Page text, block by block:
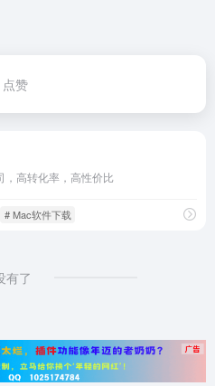
点赞
，高转化率，高性价比
# Mac软件下载
有了